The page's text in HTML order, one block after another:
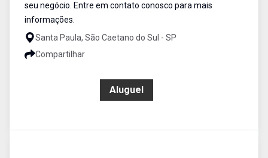
seu negócio. Entre em contato conosco para mais
informações.
Santa Paula, São Caetano do Sul - SP
Compartilhar
Aluguel